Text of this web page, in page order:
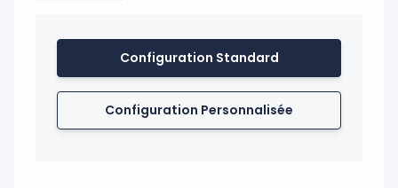
on an allover polyester fabric, and mounted at the
end with a silicone seal to secure the fabric to the
Code douanier : 39269097
Configuration Standard
Configuration Personnalisée